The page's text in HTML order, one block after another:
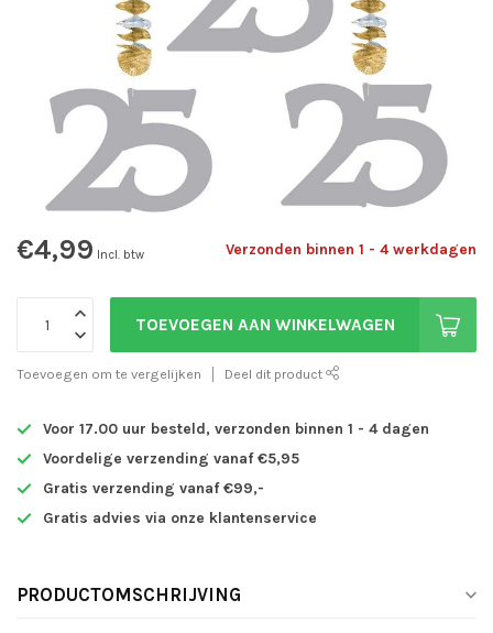
€4,99 Incl. btw Verzonden binnen 1 - 4 werkdagen
TOEVOEGEN AAN WINKELWAGEN
Toevoegen om te vergelijken Deel dit product
Voor 17.00 uur besteld, verzonden binnen 1 - 4 dagen
Voordelige verzending vanaf €5,95
Gratis verzending vanaf €99,-
Gratis advies via onze klantenservice
PRODUCTOMSCHRIJVING